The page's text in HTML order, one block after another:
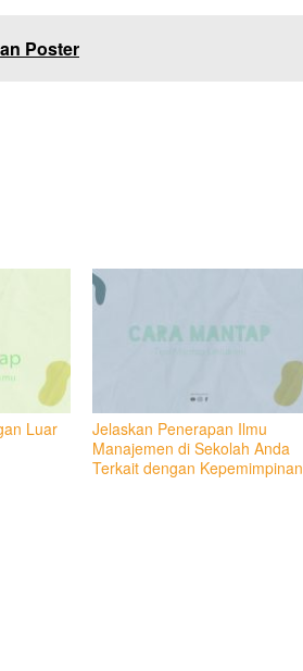
Poster
Luar
Jelaskan Penerapan Ilmu
Manajemen di Sekolah Anda
Terkait dengan Kepemimpinan